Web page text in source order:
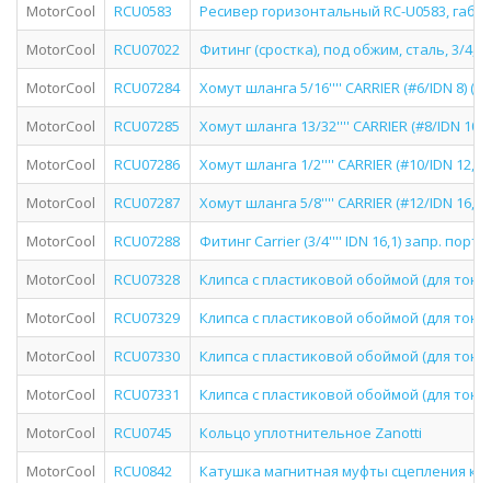
MotorCool
RCU0583
Ресивер горизонтальный RC-U0583,
MotorCool
RCU07022
Фитинг (сростка), под обжим, сталь, 3/4,
MotorCool
RCU07284
Хомут шланга 5/16'''' CARRIER (#6/IDN 8)
MotorCool
RCU07285
Хомут шланга 13/32'''' CARRIER (#8/IDN
MotorCool
RCU07286
Хомут шланга 1/2'''' CARRIER (#10/IDN 12,7)
MotorCool
RCU07287
Хомут шланга 5/8'''' CARRIER (#12/IDN 16,1)
MotorCool
RCU07288
Фитинг Carrier (3/4'''' IDN 16,1) запр. порт
MotorCool
RCU07328
Клипса с пластиковой обоймой (для
MotorCool
RCU07329
Клипса с пластиковой обоймой (для
MotorCool
RCU07330
Клипса с пластиковой обоймой (для
MotorCool
RCU07331
Клипса с пластиковой обоймой (для
MotorCool
RCU0745
Кольцо уплотнительное Zanotti
MotorCool
RCU0842
Катушка магнитная муфты сцепления